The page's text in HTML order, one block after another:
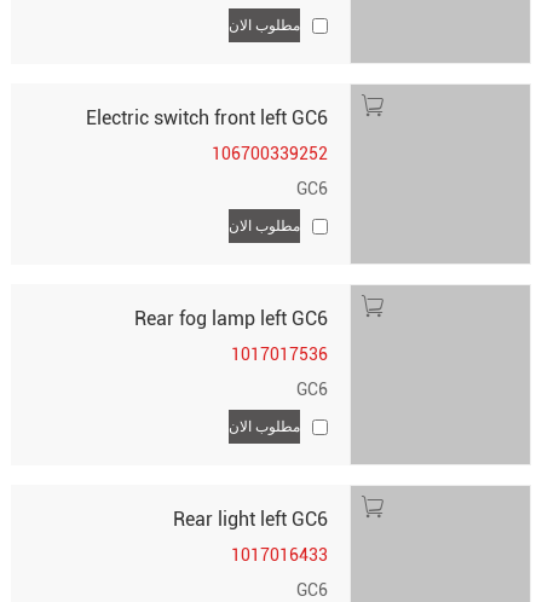
مطلوب الان
Electric switch front left GC6
106700339252
GC6
مطلوب الان
Rear fog lamp left GC6
1017017536
GC6
مطلوب الان
Rear light left GC6
1017016433
GC6